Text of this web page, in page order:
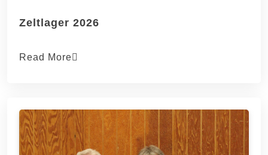
Zeltlager 2026
Read More